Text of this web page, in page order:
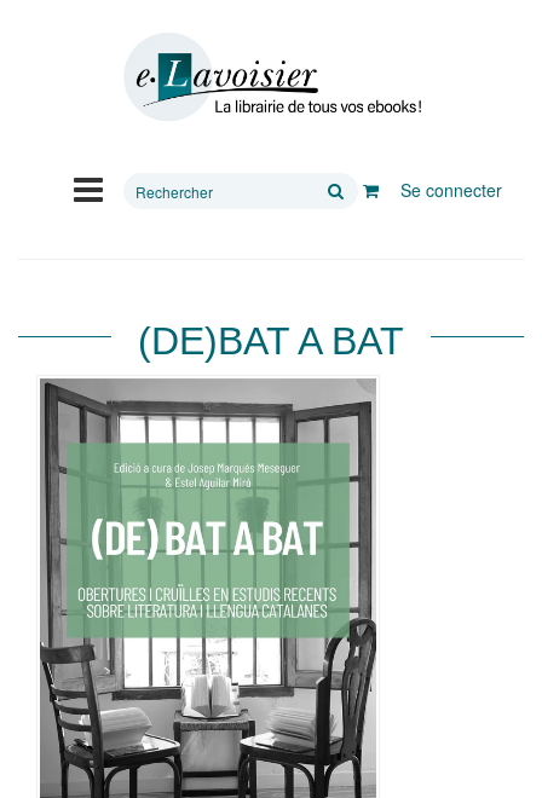
Rechercher
Se connecter
(DE)BAT A BAT